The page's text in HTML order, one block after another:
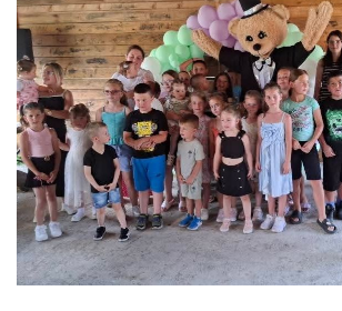
Фотогалерија
НАЧЕЛНИК
О Начелнику
Замјеник начелника
Извјештај о раду начелника
СКУПШТИНА